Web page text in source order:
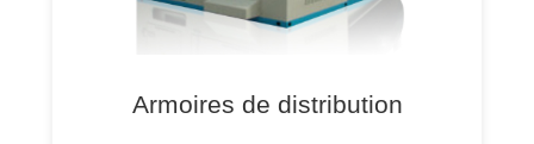
Armoires de distribution